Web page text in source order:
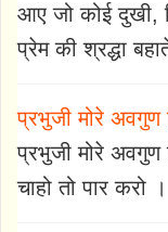
आए जो कोई दुखी,
प्रेम की श्रद्धा
प्रभुजी मोरे
प्रभुजी मोरे अवगुण
चाहो तो पार करो ।